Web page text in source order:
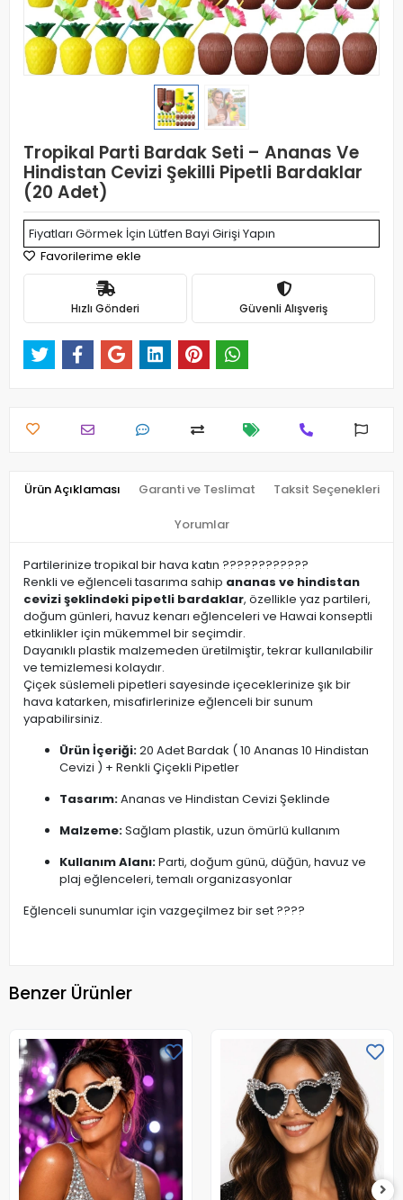
Tropikal Parti Bardak Seti – Ananas Ve
Hindistan Cevizi Şekilli Pipetli Bardaklar
(20 Adet)
Fiyatları Görmek İçin Lütfen Bayi Girişi Yapın
Favorilerime ekle
Hızlı Gönderi Güvenli Alışveriş
Ürün Açıklaması Garanti ve Teslimat Taksit Seçenekleri
Yorumlar
Partilerinize tropikal bir hava katın ????????????
Renkli ve eğlenceli tasarıma sahip ananas ve hindistan
cevizi şeklindeki pipetli bardaklar, özellikle yaz partileri,
doğum günleri, havuz kenarı eğlenceleri ve Hawai konseptli
etkinlikler için mükemmel bir seçimdir.
Dayanıklı plastik malzemeden üretilmiştir, tekrar kullanılabilir
ve temizlemesi kolaydır.
Çiçek süslemeli pipetleri sayesinde içeceklerinize şık bir
hava katarken, misafirlerinize eğlenceli bir sunum
yapabilirsiniz.
Ürün İçeriği:20 Adet Bardak ( 10 Ananas 10 Hindistan
Cevizi ) + Renkli Çiçekli Pipetler
Tasarım:Ananas ve Hindistan Cevizi Şeklinde
Malzeme:Sağlam plastik, uzun ömürlü kullanım
Kullanım Alanı:Parti, doğum günü, düğün, havuz ve
plaj eğlenceleri, temalı organizasyonlar
Eğlenceli sunumlar için vazgeçilmez bir set ????
Benzer Ürünler